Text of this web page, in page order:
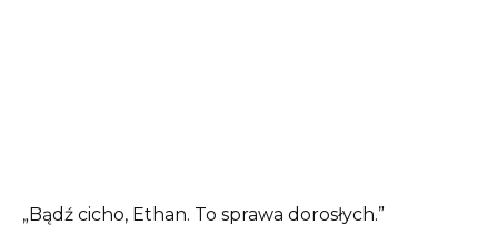
„Bądź cicho, Ethan. To sprawa dorosłych.”